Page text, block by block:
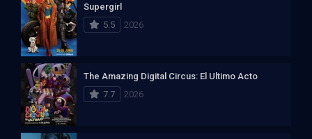
Supergirl
5.5
2026
The Amazing Digital Circus: El Ultimo Acto
7.7
2026